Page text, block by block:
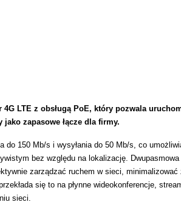
LTE z obsługą PoE, który pozwala
zapasowe łącze dla firmy.
do 150 Mb/s i wysyłania do 50 Mb/s, co
bez względu na lokalizację.
zarządzać ruchem w sieci, minimalizować
się to na płynne wideokonferencje,
sieci.